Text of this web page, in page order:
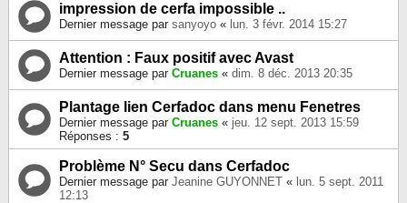
impression de cerfa impossible ..
Dernier message par sanyoyo « lun. 3 févr. 2014 15:27
Attention : Faux positif avec Avast
Dernier message par Cruanes « dim. 8 déc. 2013 20:35
Plantage lien Cerfadoc dans menu Fenetres
Dernier message par Cruanes « jeu. 12 sept. 2013 15:59
Réponses : 5
Problème N° Secu dans Cerfadoc
Dernier message par Jeanine GUYONNET « lun. 5 sept. 2011
12:13